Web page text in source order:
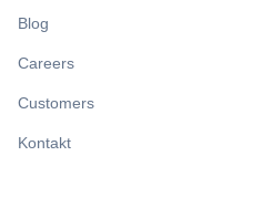
Blog
Careers
Customers
Kontakt